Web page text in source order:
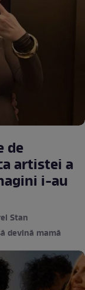
de
artistei a
i-au
Stan
devină mamă